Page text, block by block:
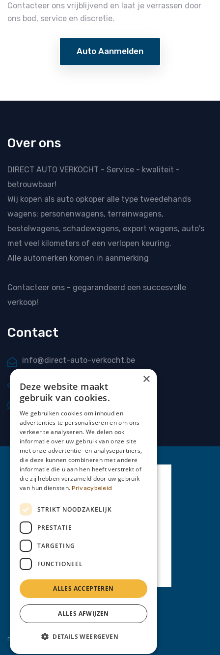
Contacteer ons vrijblijvend en laat je verrassen door
ons bod, service en discretie.
Auto Aanmelden
Over ons
DIRECT AUTO VERKOCHT - Service - kwaliteit -
betrouwbaar!
Wij kopen als auto opkoper alle type tweedehands
wagens: personenwagens, terreinwagens,
bestelwagens, schadewagens, export wagens, auto's
met veel kilometers of een verlopen keuring.
Alle automerken komen in aanmerking
Contacteer ons - gegarandeerd een succesvolle
verkoop!
Contact
info@direct-auto-verkocht.be
0477 20 66 69
0477 20 66 69
Privacy Policy
Diensten: auto opkoper,auto verkopen, ...
×
Deze website maakt
gebruik van cookies.
We gebruiken cookies om inhoud en
advertenties te personaliseren en om ons
verkeer te analyseren. We delen ook
informatie over uw gebruik van onze site
met onze advertentie- en analysepartners,
die deze kunnen combineren met andere
informatie die u aan hen heeft verstrekt of
die zij hebben verzameld door uw gebruik
van hun diensten. Privacybeleid
STRIKT NOODZAKELIJK
PRESTATIE
TARGETING
FUNCTIONEEL
ALLES ACCEPTEREN
ALLES AFWIJZEN
DETAILS WEERGEVEN